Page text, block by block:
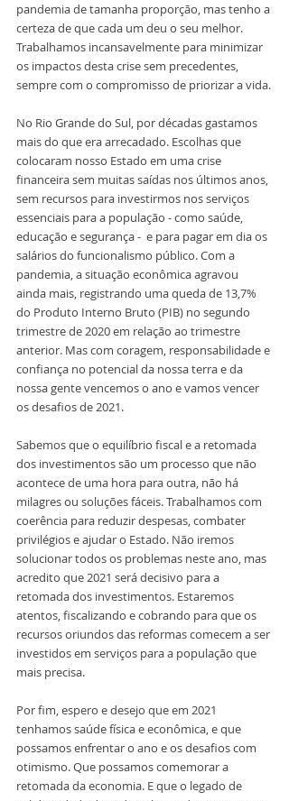
pandemia de tamanha proporção, mas tenho a
certeza de que cada um deu o seu melhor.
Trabalhamos incansavelmente para minimizar
os impactos desta crise sem precedentes,
sempre com o compromisso de priorizar a vida.
No Rio Grande do Sul, por décadas gastamos
mais do que era arrecadado. Escolhas que
colocaram nosso Estado em uma crise
financeira sem muitas saídas nos últimos anos,
sem recursos para investirmos nos serviços
essenciais para a população - como saúde,
educação e segurança -  e para pagar em dia os
salários do funcionalismo público. Com a
pandemia, a situação econômica agravou
ainda mais, registrando uma queda de 13,7%
do Produto Interno Bruto (PIB) no segundo
trimestre de 2020 em relação ao trimestre
anterior. Mas com coragem, responsabilidade e
confiança no potencial da nossa terra e da
nossa gente vencemos o ano e vamos vencer
os desafios de 2021.
Sabemos que o equilíbrio fiscal e a retomada
dos investimentos são um processo que não
acontece de uma hora para outra, não há
milagres ou soluções fáceis. Trabalhamos com
coerência para reduzir despesas, combater
privilégios e ajudar o Estado. Não iremos
solucionar todos os problemas neste ano, mas
acredito que 2021 será decisivo para a
retomada dos investimentos. Estaremos
atentos, fiscalizando e cobrando para que os
recursos oriundos das reformas comecem a ser
investidos em serviços para a população que
mais precisa.
Por fim, espero e desejo que em 2021
tenhamos saúde física e econômica, e que
possamos enfrentar o ano e os desafios com
otimismo. Que possamos comemorar a
retomada da economia. E que o legado de